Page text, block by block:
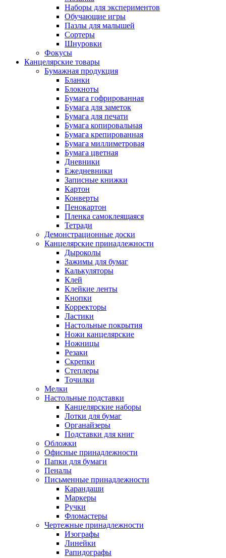
Наборы для экспериментов
Обучающие игры
Пазлы для малышей
Сортеры
Шнуровки
Фокусы
Канцелярские товары
Бумажная продукция
Бланки
Блокноты
Бумага гофрированная
Бумага для заметок
Бумага для печати
Бумага копировальная
Бумага крепированная
Бумага миллиметровая
Бумага цветная
Дневники
Ежедневники
Записные книжки
Картон
Конверты
Пенокартон
Пленка самоклеящаяся
Тетради
Демонстрационные доски
Канцелярские принадлежности
Дыроколы
Зажимы для бумаг
Калькуляторы
Клей
Клейкие ленты
Кнопки
Корректоры
Ластики
Настольные покрытия
Ножи канцелярские
Ножницы
Резаки
Скрепки
Степлеры
Точилки
Мелки
Настольные подставки
Канцелярские наборы
Лотки для бумаг
Органайзеры
Подставки для книг
Обложки
Офисные принадлежности
Папки для бумаги
Пеналы
Письменные принадлежности
Карандаши
Маркеры
Ручки
Фломастеры
Чертежные принадлежности
Изографы
Линейки
Рапидографы